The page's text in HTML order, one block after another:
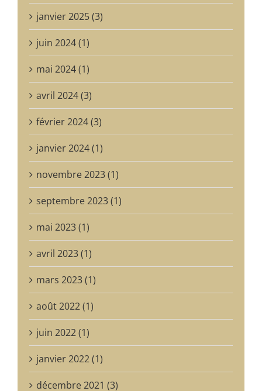
janvier 2025 (3)
juin 2024 (1)
mai 2024 (1)
avril 2024 (3)
février 2024 (3)
janvier 2024 (1)
novembre 2023 (1)
septembre 2023 (1)
mai 2023 (1)
avril 2023 (1)
mars 2023 (1)
août 2022 (1)
juin 2022 (1)
janvier 2022 (1)
décembre 2021 (3)